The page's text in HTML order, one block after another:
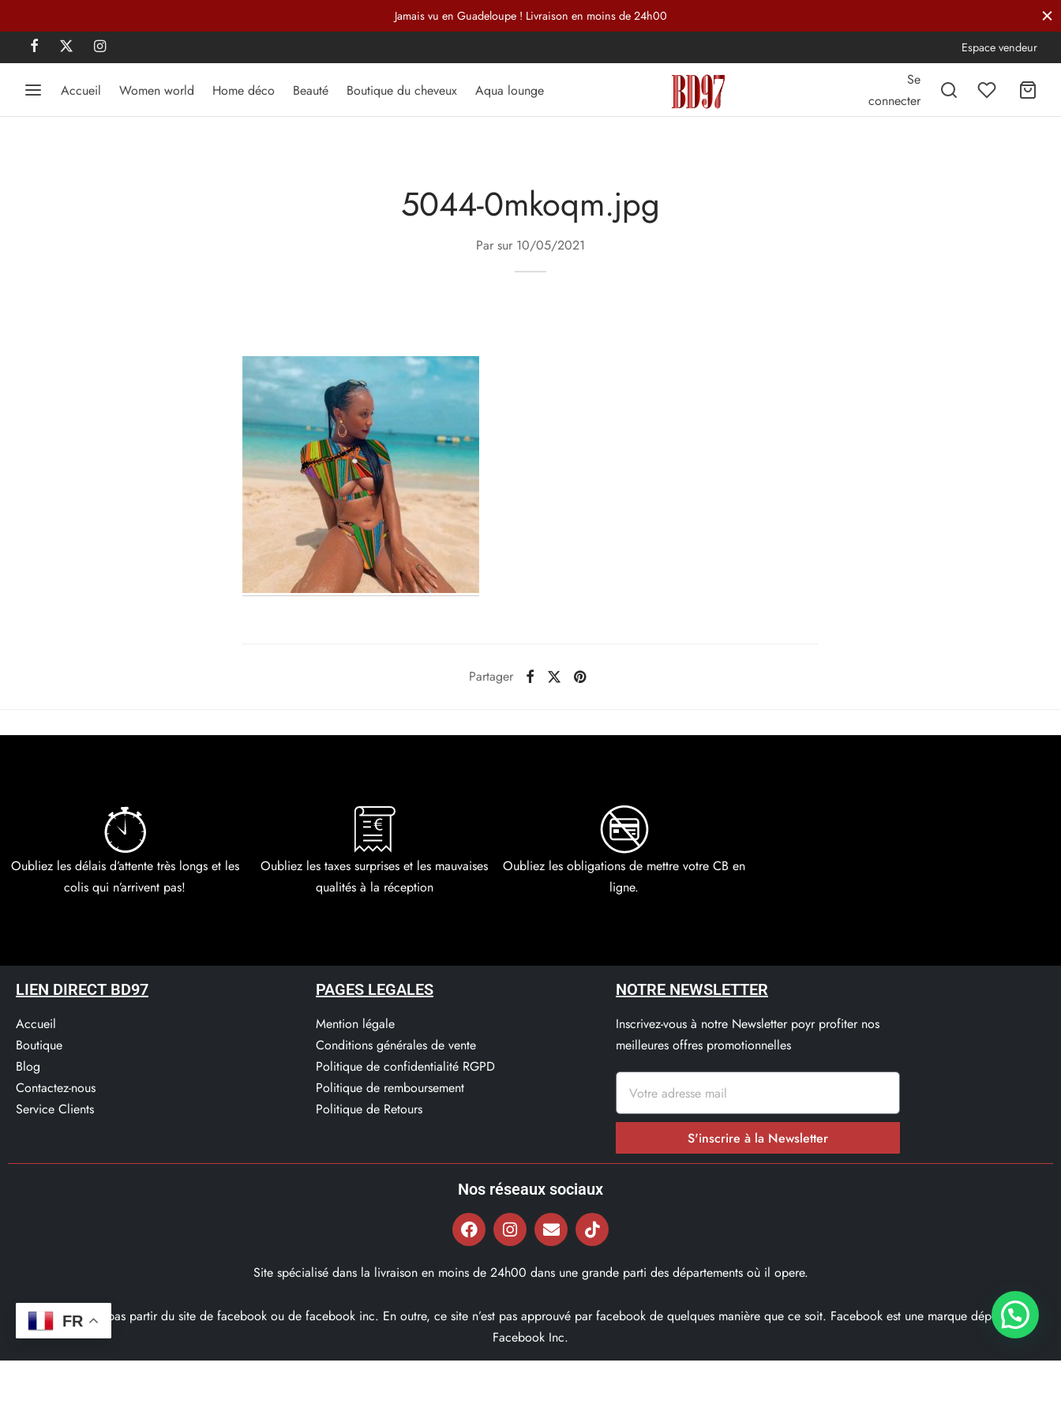
Jamais vu en Guadeloupe ! Livraison en moins de 24h00
Espace vendeur
Accueil Women world Home déco Beauté Boutique du cheveux Aqua lounge
Se
connecter
5044-0mkoqm.jpg
Par sur 10/05/2021
Partager
Oubliez les délais d’attente très longs et les
colis qui n’arrivent pas!
Oubliez les taxes surprises et les mauvaises
qualités à la réception
Oubliez les obligations de mettre votre CB en
ligne.
LIEN DIRECT BD97
Accueil
Boutique
Blog
Contactez-nous
Service Clients​
PAGES LEGALES
Mention légale
Conditions générales de vente
Politique de confidentialité RGPD
Politique de remboursement
Politique de Retours
NOTRE NEWSLETTER
Inscrivez-vous à notre Newsletter poyr profiter nos
meilleures offres promotionnelles
S'inscrire à la Newsletter
Nos réseaux sociaux
Site spécialisé dans la livraison en moins de 24h00 dans une grande parti des départements où il opere.
Ce site ne fait pas partir du site de facebook ou de facebook inc. En outre, ce site n’est pas approuvé par facebook de quelques manière que ce soit. Facebook est une marque déposé par
Facebook Inc.
FR